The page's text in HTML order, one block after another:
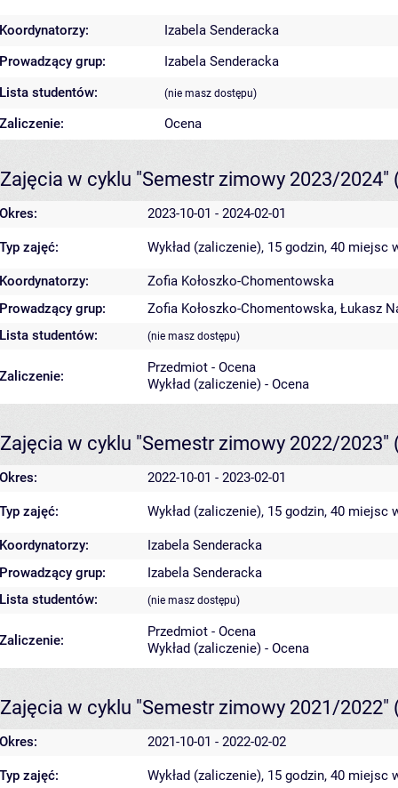
Koordynatorzy:
Izabela Senderacka
Prowadzący grup:
Izabela Senderacka
Lista studentów:
(nie masz dostępu)
Zaliczenie: Ocena
Zajęcia w cyklu "Semestr zimowy 2023/2024"
Okres: 2023-10-01 - 2024-02-01
Typ zajęć: Wykład (zaliczenie), 15 godzin, 40 miejsc
Koordynatorzy:
Zofia Kołoszko-Chomentowska
Prowadzący grup:
Zofia Kołoszko-Chomentowska, Łukasz
Lista studentów:
(nie masz dostępu)
Zaliczenie:
Przedmiot - Ocena
Wykład (zaliczenie) - Ocena
Zajęcia w cyklu "Semestr zimowy 2022/2023"
Okres: 2022-10-01 - 2023-02-01
Typ zajęć: Wykład (zaliczenie), 15 godzin, 40 miejsc
Koordynatorzy:
Izabela Senderacka
Prowadzący grup:
Izabela Senderacka
Lista studentów:
(nie masz dostępu)
Zaliczenie:
Przedmiot - Ocena
Wykład (zaliczenie) - Ocena
Zajęcia w cyklu "Semestr zimowy 2021/2022"
Okres: 2021-10-01 - 2022-02-02
Typ zajęć: Wykład (zaliczenie), 15 godzin, 40 miejsc